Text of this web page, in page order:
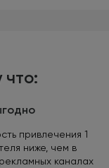
что:
привлечения 1
ниже, чем в
каналах